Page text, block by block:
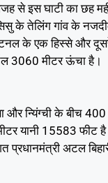
से इस घाटी का छह
सिसु के तेलिंग गांव के
के एक हिस्से और
3060 मीटर ऊंचा है।
न्यिंग्ची के बीच
यानी 15583
अटल